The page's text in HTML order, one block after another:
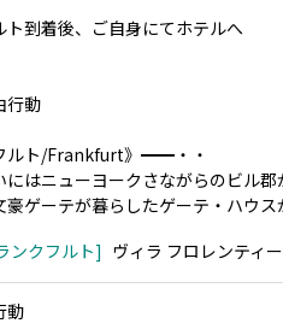
ト到着後、ご自身にてホテルへ
行動
ルト/Frankfurt》━━・・
はニューヨークさながらのビル郡
豪ゲーテが暮らしたゲーテ・ハウス
ンクフルト ヴィラ フロレンティ
動